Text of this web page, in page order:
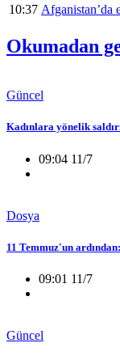
10:37 Afganistan’da
Okumadan
Güncel
Kadınlara yönelik
09:04 11/7
Dosya
11 Temmuz'un
09:01 11/7
Güncel